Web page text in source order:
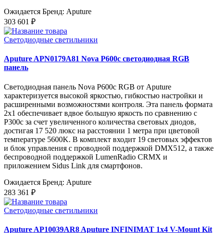
Ожидается Бренд: Aputure
303 601 ₽
Светодиодные светильники
Aputure APN0179A81 Nova P600c светодиодная RGB
панель
Светодиодная панель Nova P600c RGB от Aputure
характеризуется высокой яркостью, гибкостью настройки и
расширенными возможностями контроля. Эта панель формата
2x1 обеспечивает вдвое большую яркость по сравнению с
P300c за счет увеличенного количества световых диодов,
достигая 17 520 люкс на расстоянии 1 метра при цветовой
температуре 5600K. В комплект входит 19 световых эффектов
и блок управления с проводной поддержкой DMX512, а также
беспроводной поддержкой LumenRadio CRMX и
приложением Sidus Link для смартфонов.
Ожидается Бренд: Aputure
283 361 ₽
Светодиодные светильники
Aputure AP10039AR8 Aputure INFINIMAT 1x4 V-Mount Kit